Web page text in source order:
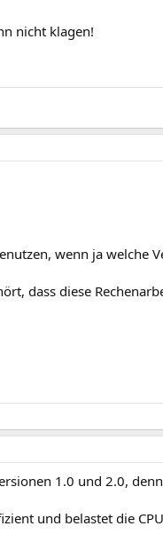
nicht klagen!
wenn ja welche
dass diese
1.0 und 2.0,
und belastet die